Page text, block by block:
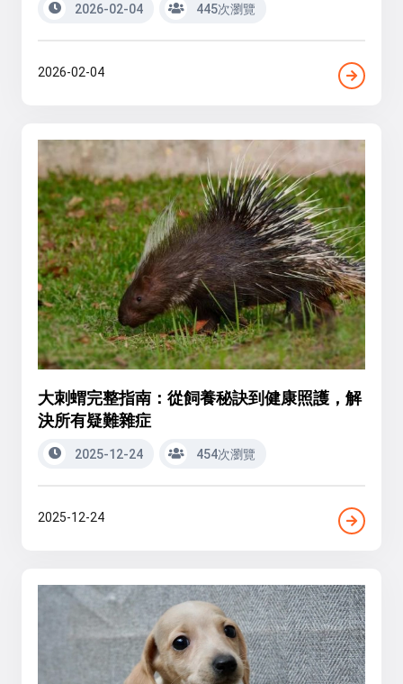
2026-02-04 445次瀏覽
2026-02-04
大刺蝟完整指南：從飼養秘訣到健康照護，解
決所有疑難雜症
2025-12-24 454次瀏覽
2025-12-24